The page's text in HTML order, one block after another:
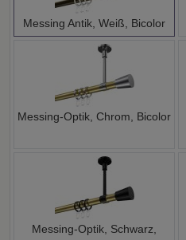
Messing Antik, Weiß, Bicolor
Messing-Optik, Chrom, Bicolor
Messing-Optik, Schwarz,